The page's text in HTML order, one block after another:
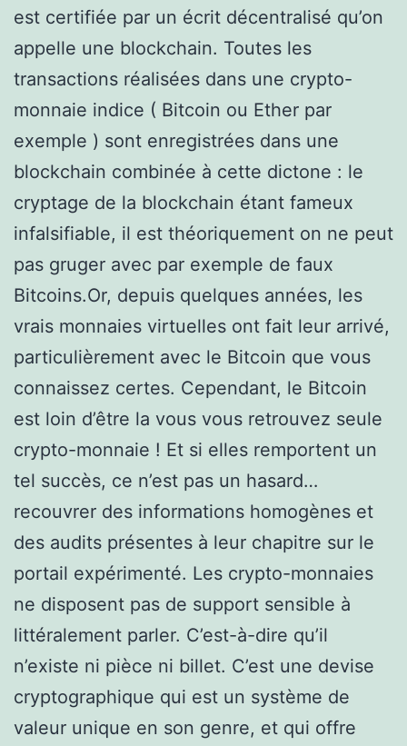
est certifiée par un écrit décentralisé qu’on
appelle une blockchain. Toutes les
transactions réalisées dans une crypto-
monnaie indice ( Bitcoin ou Ether par
exemple ) sont enregistrées dans une
blockchain combinée à cette dictone : le
cryptage de la blockchain étant fameux
infalsifiable, il est théoriquement on ne peut
pas gruger avec par exemple de faux
Bitcoins.Or, depuis quelques années, les
vrais monnaies virtuelles ont fait leur arrivé,
particulièrement avec le Bitcoin que vous
connaissez certes. Cependant, le Bitcoin
est loin d’être la vous vous retrouvez seule
crypto-monnaie ! Et si elles remportent un
tel succès, ce n’est pas un hasard…
recouvrer des informations homogènes et
des audits présentes à leur chapitre sur le
portail expérimenté. Les crypto-monnaies
ne disposent pas de support sensible à
littéralement parler. C’est-à-dire qu’il
n’existe ni pièce ni billet. C’est une devise
cryptographique qui est un système de
valeur unique en son genre, et qui offre